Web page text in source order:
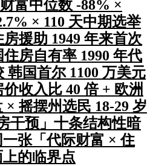
富中位数 -88% ×
× 110 天中期选举
援助 1949 年来首次
房自有率 1990 年代
韩国首尔 1100 万美元
收入比 40 倍 + 欧洲
摇摆州选民 18-29 岁
干预」十条结构性暗
张「代际财富 × 住
的临界点